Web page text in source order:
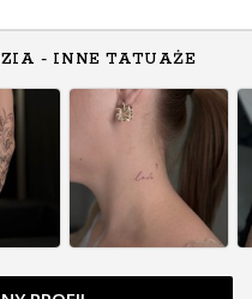
- INNE TATUAŻE